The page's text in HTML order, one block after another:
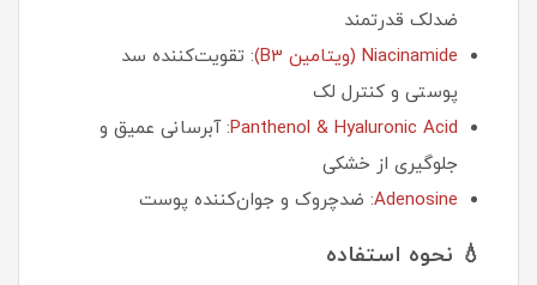
ضدلک قدرتمند
Niacinamide (ویتامین B3)
: تقویت‌کننده سد
پوستی و کنترل لک
Panthenol & Hyaluronic Acid: آبرسانی عمیق و
جلوگیری از خشکی
Adenosine: ضدچروک و جوان‌کننده پوست
💧 نحوه استفاده